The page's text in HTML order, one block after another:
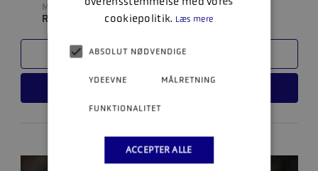
MATERIALE
RUSTFRI
SAMMENLIGN
cookiepolitik. Læs mere
ABSOLUT NØDVENDIGE
YDEEVNE MÅLRETNING
FUNKTIONALITET
ACCEPTER ALLE